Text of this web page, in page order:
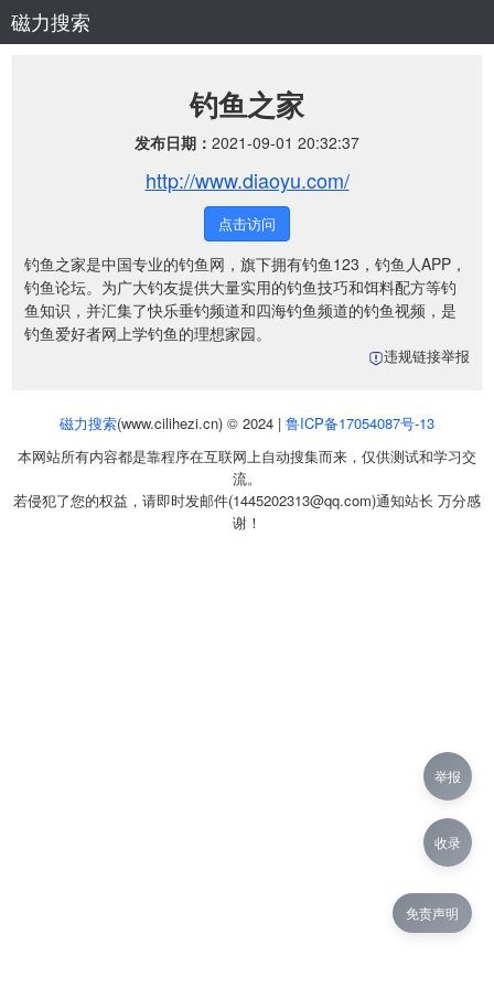
磁力搜索
钓鱼之家
发布日期： 2021-09-01 20:32:37
http://www.diaoyu.com/
点击访问
钓鱼之家是中国专业的钓鱼网，旗下拥有钓鱼123，钓鱼人APP，
钓鱼论坛。为广大钓友提供大量实用的钓鱼技巧和饵料配方等钓
鱼知识，并汇集了快乐垂钓频道和四海钓鱼频道的钓鱼视频，是
钓鱼爱好者网上学钓鱼的理想家园。
违规链接举报
磁力搜索(www.cilihezi.cn) © 2024 | 鲁ICP备17054087号-13
本网站所有内容都是靠程序在互联网上自动搜集而来，仅供测试和学习交
流。
若侵犯了您的权益，请即时发邮件(1445202313@qq.com)通知站长 万分感
谢！
免责声明
举报
收录